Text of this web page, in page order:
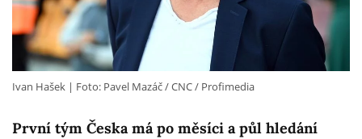
První tým Česka má po měsíci a půl hledání
Ivan Hašek Foto: Pavel Mazáč / CNC / Profimedia